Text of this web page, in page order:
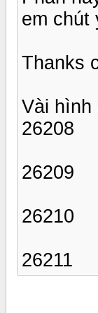
em chút
Thanks
Vài hình
26208
26209
26210
26211